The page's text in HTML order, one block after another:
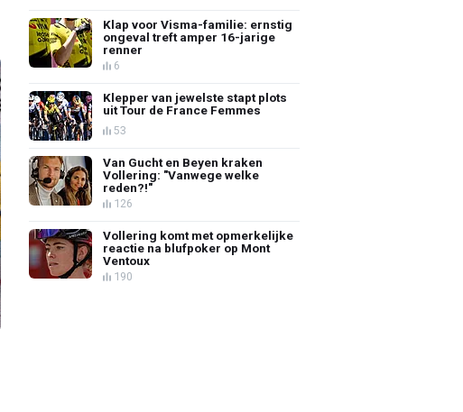
Klap voor Visma-familie: ernstig
ongeval treft amper 16-jarige
renner
6
Klepper van jewelste stapt plots
uit Tour de France Femmes
53
Van Gucht en Beyen kraken
Vollering: "Vanwege welke
reden?!"
126
Vollering komt met opmerkelijke
reactie na blufpoker op Mont
Ventoux
190